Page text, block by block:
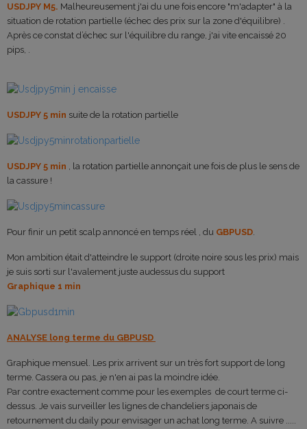
USDJPY M5. Malheureusement j'ai du une fois encore "m'adapter" à la
situation de rotation partielle (échec des prix sur la zone d'équilibre) .
Après ce constat d’échec sur l'équilibre du range, j'ai vite encaissé 20
pips, .
USDJPY 5 min suite de la rotation partielle
USDJPY 5 min , la rotation partielle annonçait une fois de plus le sens de
la cassure !
Pour finir un petit scalp annoncé en temps réel , du GBPUSD.
Mon ambition était d'atteindre le support (droite noire sous les prix) mais
je suis sorti sur l'avalement juste audessus du support
Graphique 1 min
ANALYSE long terme du GBPUSD
Graphique mensuel. Les prix arrivent sur un très fort support de long
terme. Cassera ou pas, je n'en ai pas la moindre idée.
Par contre exactement comme pour les exemples de court terme ci-
dessus. Je vais surveiller les lignes de chandeliers japonais de
retournement du daily pour envisager un achat long terme. A suivre .....